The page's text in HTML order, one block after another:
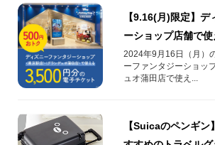
【9.16(月)限定】
ーショップ店舗で
発売！
2024年9月16日（月）
ーファンタジーショッ
ュオ蒲田店で使え...
【Suicaのペンギ